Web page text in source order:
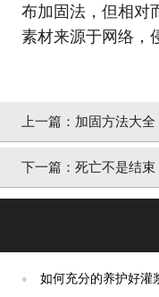
布加固法，但相对
素材来源于网络，
上一篇： 加固方法大全
下一篇： 死亡不是结束
● 如何充分的养护好灌